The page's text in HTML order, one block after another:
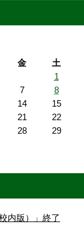
金
土
1
7
8
14
15
21
22
28
29
内版）」終了